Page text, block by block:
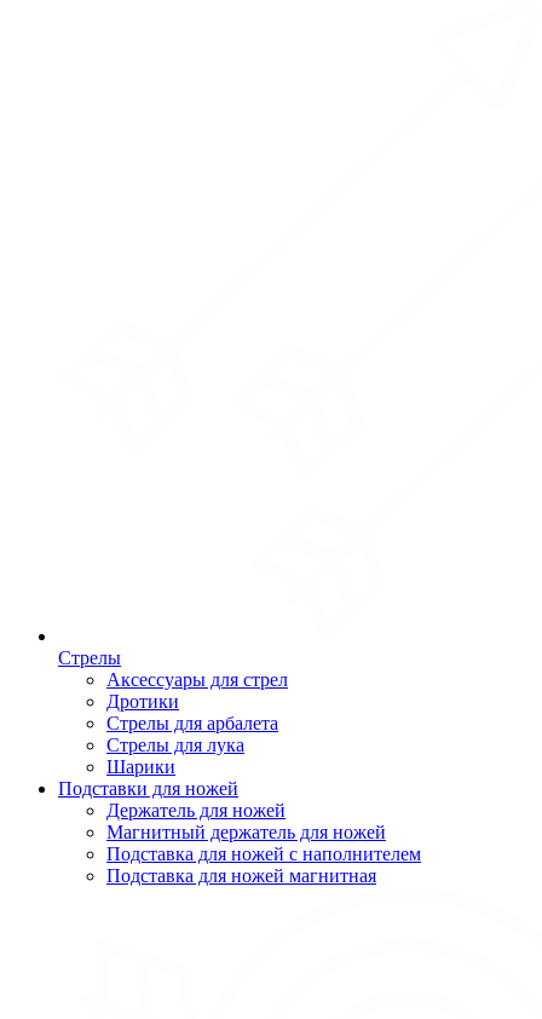
Стрелы
Аксессуары для стрел
Дротики
Стрелы для арбалета
Стрелы для лука
Шарики
Подставки для ножей
Держатель для ножей
Магнитный держатель для ножей
Подставка для ножей с наполнителем
Подставка для ножей магнитная